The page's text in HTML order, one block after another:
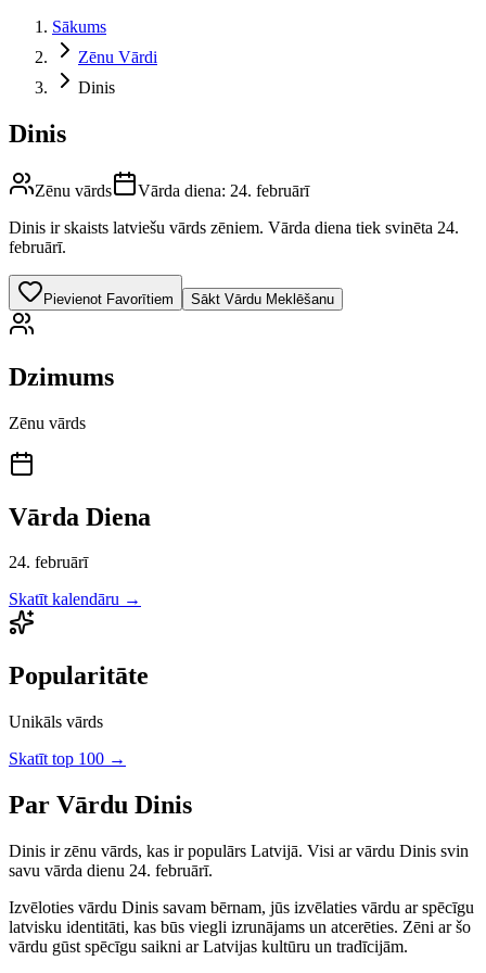
Sākums
Zēnu Vārdi
Dinis
Dinis
Zēnu vārds Vārda diena: 24. februārī
Dinis ir skaists latviešu vārds zēniem. Vārda diena tiek svinēta 24.
februārī.
Pievienot Favorītiem Sākt Vārdu Meklēšanu
Dzimums
Zēnu vārds
Vārda Diena
24. februārī
Skatīt kalendāru →
Popularitāte
Unikāls vārds
Skatīt top 100 →
Par Vārdu Dinis
Dinis irzēnu vārds, kas ir populārs Latvijā. Visi ar vārdu Dinis svin
savu vārda dienu 24. februārī.
Izvēloties vārdu Dinis savam bērnam, jūs izvēlaties vārdu ar spēcīgu
latvisku identitāti, kas būs viegli izrunājams un atcerēties. Zēni ar šo
vārdu gūst spēcīgu saikni ar Latvijas kultūru un tradīcijām.